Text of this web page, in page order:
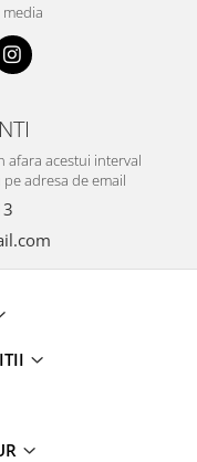
afara acestui interval
adresa de email